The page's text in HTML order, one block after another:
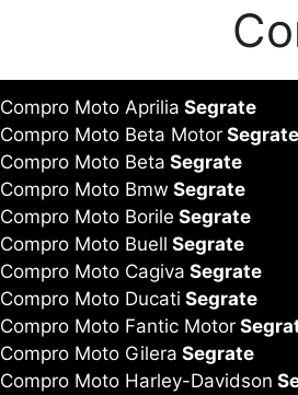
Compro Moto Aprilia Segrate
Compro Moto Beta Motor Segrate
Compro Moto Beta Segrate
Compro Moto Bmw Segrate
Compro Moto Borile Segrate
Compro Moto Buell Segrate
Compro Moto Cagiva Segrate
Compro Moto Ducati Segrate
Compro Moto Fantic Motor
Compro Moto Gilera Segrate
Compro Moto Harley-Davidson